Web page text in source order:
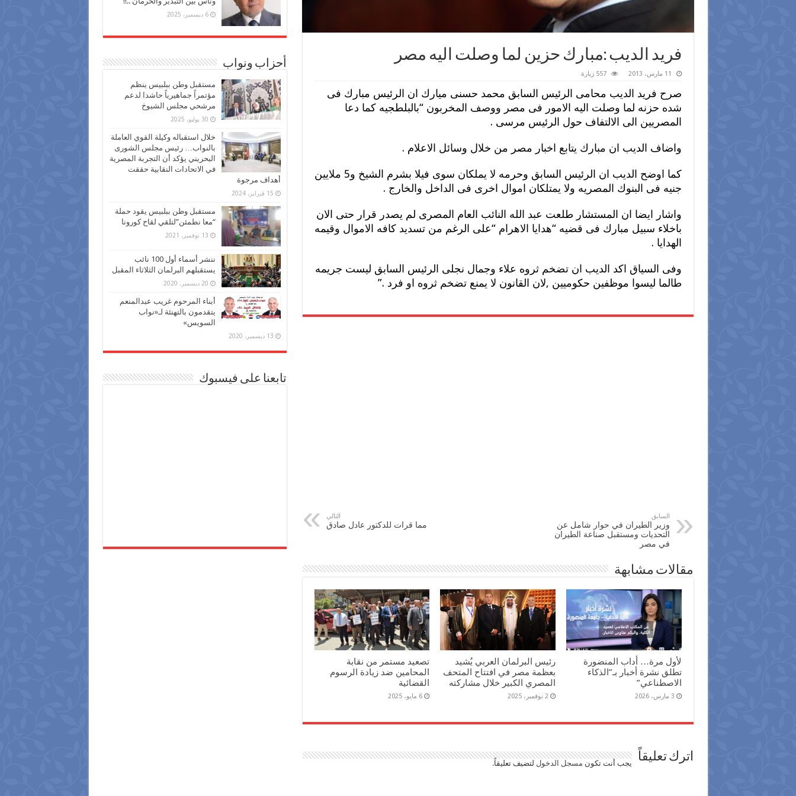
فريد الديب :مبارك حزين لما وصلت اليه مصر
11 مارس، 2013 557 زيارة
صرح فريد الديب محامى الرئيس السابق محمد حسنى ميارك ان الرئيس مبارك فى
شده حزنه لما وصلت اليه الامور فى مصر ووصف المخربون “بالبلطجيه كما دعا
المصريين الى الالتفاف حول الرئيس مرسى .
واضاف الديب ان مبارك يتابع اخبار مصر من خلال وسائل الاعلام .
كما اوضح الديب ان الرئيس السابق وحرمه لا يملكان سوى فيلا بشرم الشيخ و5 ملايين
جنيه فى البنوك المصريه ولا يمتلكان اموال اخرى فى الداخل والخارج .
واشار ايضا ان المستشار طلعت عبد الله النائب العام المصرى لم يصدر قرار حتى الان
باخلاء سبيل مبارك فى قضيه “هدايا الاهرام “على الرغم من تسديد كافه الاموال وقيمه
الهدايا .
وفى السياق اكد الديب ان تضخم ثروه علاء وجمال نجلى الرئيس السابق ليست جريمه
طالما ليسوا موظفين حكوميين ,لان القانون لا يمنع تضخم ثروه او فرد .”
السابق
وزير الطيران في حوار شامل عن
التحديات ومستقبل صناعة الطيران
في مصر
التالي
مما قرات للدكتور عادل صادق
مقالات مشابهة
لأول مرة… أداب المنضورة
تطلق نشرة أخبار بـ”الذكاء
الاصطناعي”
3 مارس، 2026
رئيس البرلمان العربي يُشيد
بعظمة مصر في افتتاح المتحف
المصري الكبير خلال مشاركته
2 نوفمبر، 2025
تصعيد مستمر من نقابة
المحامين ضد زيادة الرسوم
القضائية
6 مايو، 2025
اترك تعليقاً يجب أنت تكون مسجل الدخول لتضيف تعليقاً.
6 ديسمبر، 2025
أحزاب ونواب
مستقبل وطن ببلبيس ينظم
مؤتمراً جماهيرياً حاشدا لدعم
مرشحي مجلس الشيوخ
30 يوليو، 2025
خلال استقباله وكيلة القوي العاملة
بالنواب… رئيس مجلس الشورى
البحريني يؤكد أن التجربة المصرية
في الاتحادات النقابية حققت
أهداف مرجوة
15 فبراير، 2024
مستقبل وطن ببلبيس يقود حملة
“معا نطمئن”لتلقي لقاح كورونا
13 نوفمبر، 2021
ننشر أسماء أول 100 نائب
يستقبلهم البرلمان الثلاثاء المقبل
20 ديسمبر، 2020
أبناء المرحوم غريب عبدالمنعم
يتقدمون بالتهنئة لـ«نواب
السويس»
13 ديسمبر، 2020
تابعنا على فيسبوك